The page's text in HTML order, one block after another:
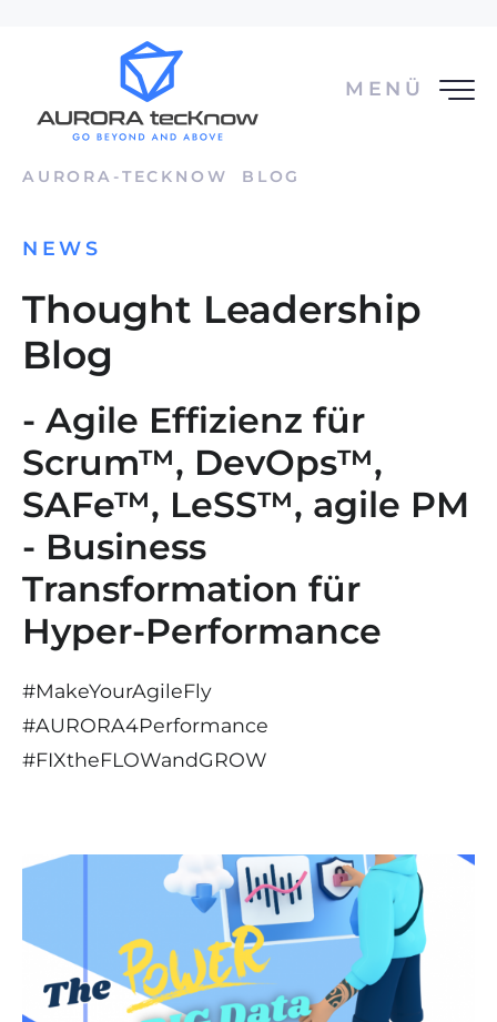
MENÜ
AURORA-TECKNOW BLOG
NEWS
Thought Leadership
Blog
- Agile Effizienz für
Scrum™, DevOps™,
SAFe™, LeSS™, agile PM
- Business
Transformation für
Hyper-Performance
#MakeYourAgileFly
#AURORA4Performance
#FIXtheFLOWandGROW